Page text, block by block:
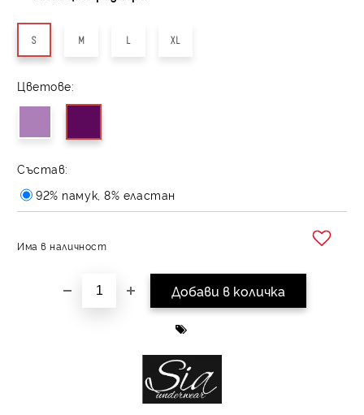
S M L XL
Цветове:
Състав:
92% памук, 8% еластан
Има в наличност